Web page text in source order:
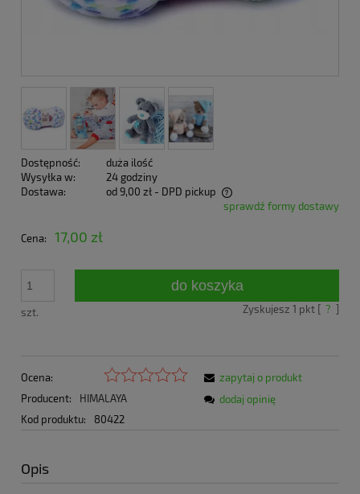
Dostępność:
duża ilość
Wysyłka w:
24 godziny
Dostawa:
od 9,00 zł - DPD pickup
Cena nie zawiera ewentualnych kosztów płatnościsprawdź formy dostawy
Cena: 17,00 zł
szt.
do koszyka
Zyskujesz 1 pkt [ ? ]
Ocena:
Producent:
HIMALAYA
Kod produktu:
80422
zapytaj o produkt
dodaj opinię
Opis